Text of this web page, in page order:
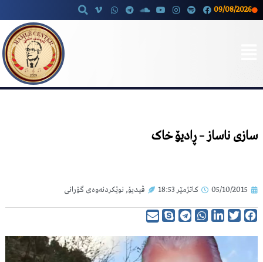
09/08/2026
سازی ناساز – ڕادیۆ خاک
05/10/2015 کاتژمێر 18:53 ڤیدیۆ, نوێکردنەوەی گۆرانی